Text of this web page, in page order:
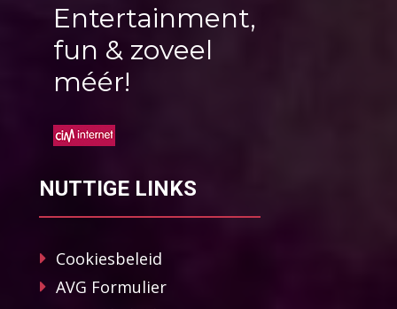
Entertainment,
fun & zoveel
méér!
NUTTIGE LINKS
Cookiesbeleid
AVG Formulier